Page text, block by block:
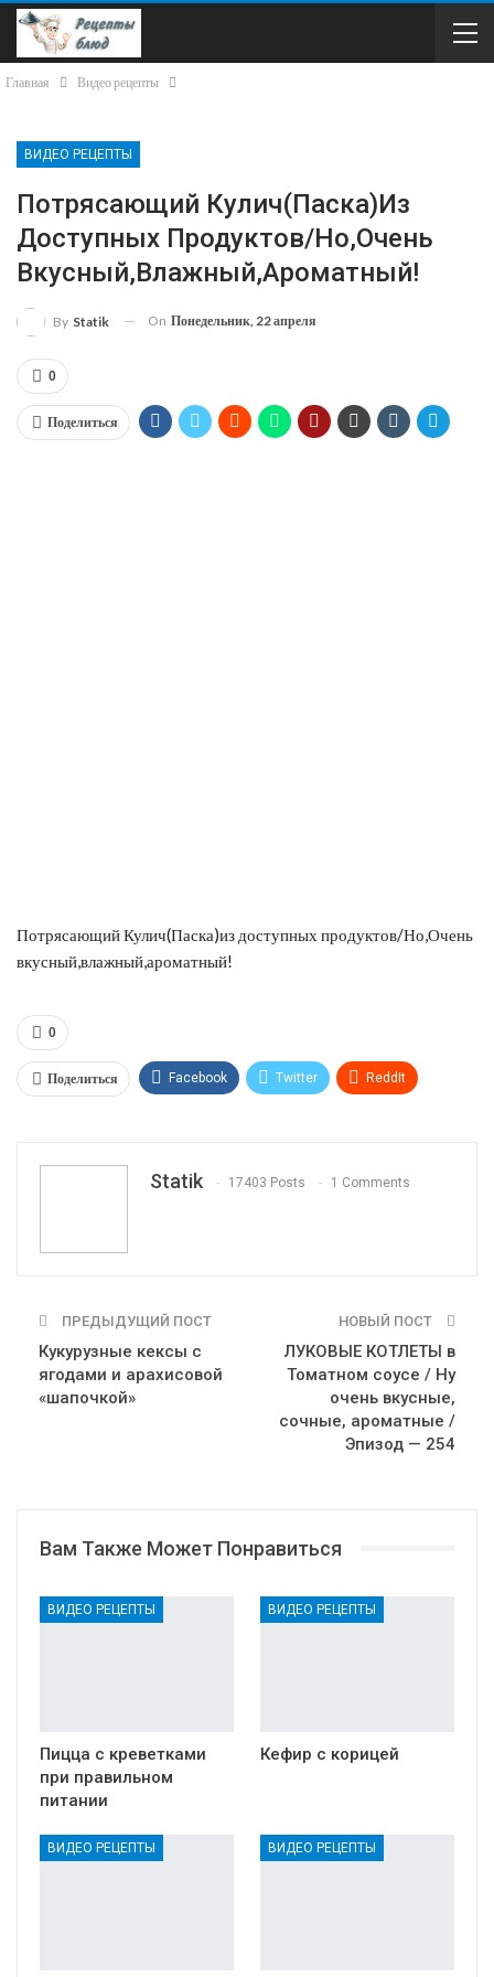
Главная Видео рецепты
ВИДЕО РЕЦЕПТЫ
Потрясающий Кулич(Паска)из
Доступных Продуктов/Но,Очень
Вкусный,влажный,ароматный!
By Statik On Понедельник, 22 апреля
0
Поделиться
Потрясающий Кулич(Паска)из доступных продуктов/Но,Очень
вкусный,влажный,ароматный!
0
Поделиться Facebook Twitter ReddIt
Statik 17403 Posts 1 Comments
ПРЕДЫДУЩИЙ ПОСТ
Кукурузные кексы с
ягодами и арахисовой
«шапочкой»
НОВЫЙ ПОСТ
ЛУКОВЫЕ КОТЛЕТЫ в
Томатном соусе / Ну
очень вкусные,
сочные, ароматные /
Эпизод — 254
Вам Также Может Понравиться
ВИДЕО РЕЦЕПТЫ
Пицца с креветками
при правильном
питании
ВИДЕО РЕЦЕПТЫ
Кефир с корицей
ВИДЕО РЕЦЕПТЫ ВИДЕО РЕЦЕПТЫ